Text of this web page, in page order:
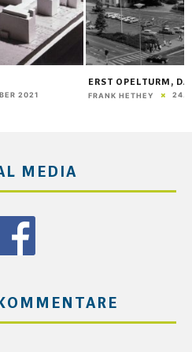
2021
ERST OPELTURM,
FRANK HETHEY 24.
MEDIA